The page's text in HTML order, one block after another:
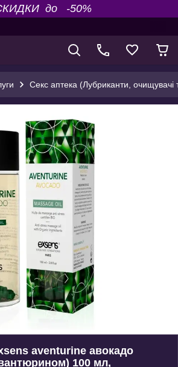
до -50%
Секс аптека (Лубриканти, очищувачі
aventurine авокадо
100 мл,